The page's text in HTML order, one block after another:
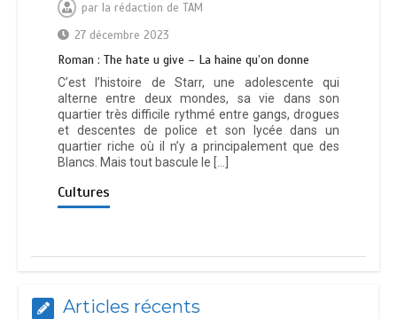
par la rédaction de TAM
27 décembre 2023
Roman : The hate u give – La haine qu’on donne
C’est l’histoire de Starr, une adolescente qui
alterne entre deux mondes, sa vie dans son
quartier très difficile rythmé entre gangs, drogues
et descentes de police et son lycée dans un
quartier riche où il n’y a principalement que des
Blancs. Mais tout bascule le […]
Cultures
Articles récents